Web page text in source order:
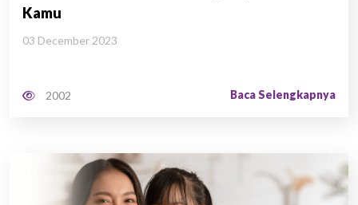
Kamu
03 December 2023
2002 Baca Selengkapnya